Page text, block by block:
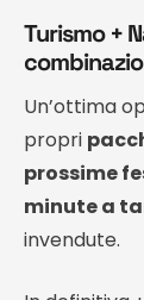
Turismo +
Un’ottima
propri
prossime
minute a
invendute.